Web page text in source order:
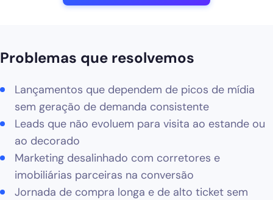
Problemas que resolvemos
Lançamentos que dependem de picos de mídia
sem geração de demanda consistente
Leads que não evoluem para visita ao estande ou
ao decorado
Marketing desalinhado com corretores e
imobiliárias parceiras na conversão
Jornada de compra longa e de alto ticket sem